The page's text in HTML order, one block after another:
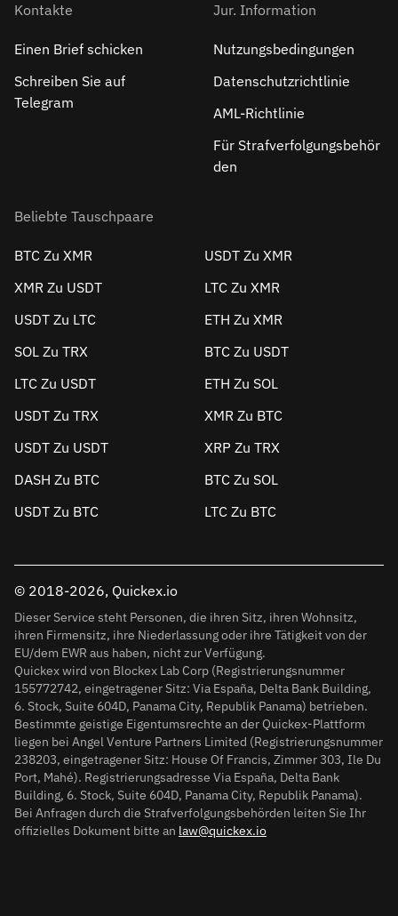
Kontakte
Einen Brief schicken
Schreiben Sie auf
Telegram
Jur. Information
Nutzungsbedingungen
Datenschutzrichtlinie
AML-Richtlinie
Für Strafverfolgungsbehör
den
Beliebte Tauschpaare
BTC Zu XMR
USDT Zu XMR
XMR Zu USDT
LTC Zu XMR
USDT Zu LTC
ETH Zu XMR
SOL Zu TRX
BTC Zu USDT
LTC Zu USDT
ETH Zu SOL
USDT Zu TRX
XMR Zu BTC
USDT Zu USDT
XRP Zu TRX
DASH Zu BTC
BTC Zu SOL
USDT Zu BTC
LTC Zu BTC
© 2018-2026, Quickex.io
Dieser Service steht Personen, die ihren Sitz, ihren Wohnsitz,
ihren Firmensitz, ihre Niederlassung oder ihre Tätigkeit von der
EU/dem EWR aus haben, nicht zur Verfügung.
Quickex wird von Blockex Lab Corp (Registrierungsnummer
155772742, eingetragener Sitz: Via España, Delta Bank Building,
6. Stock, Suite 604D, Panama City, Republik Panama) betrieben.
Bestimmte geistige Eigentumsrechte an der Quickex-Plattform
liegen bei Angel Venture Partners Limited (Registrierungsnummer
238203, eingetragener Sitz: House Of Francis, Zimmer 303, Ile Du
Port, Mahé). Registrierungsadresse Via España, Delta Bank
Building, 6. Stock, Suite 604D, Panama City, Republik Panama).
Bei Anfragen durch die Strafverfolgungsbehörden leiten Sie Ihr
offizielles Dokument bitte an law@quickex.io